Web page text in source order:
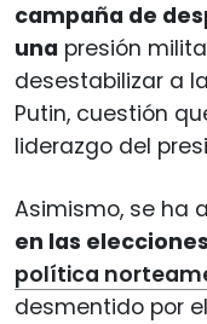
campaña de
una presión
desestabilizar a
Putin, cuestión
liderazgo del
Asimismo, se ha
en las
política
desmentido por